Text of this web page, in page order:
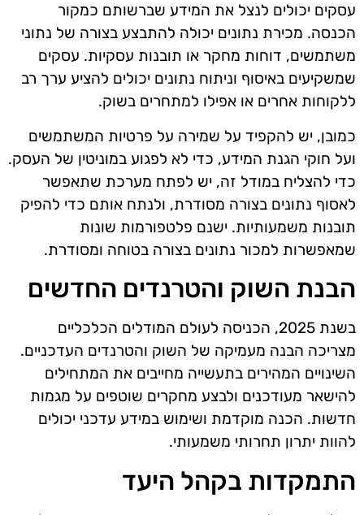
עסקים יכולים לנצל את המידע שברשותם כמקור
הכנסה. מכירת נתונים יכולה להתבצע בצורה של נתוני
משתמשים, דוחות מחקר או תובנות עסקיות. עסקים
שמשקיעים באיסוף וניתוח נתונים יכולים להציע ערך רב
ללקוחות אחרים או אפילו למתחרים בשוק.
כמובן, יש להקפיד על שמירה על פרטיות המשתמשים
ועל חוקי הגנת המידע, כדי לא לפגוע במוניטין של העסק.
כדי להצליח במודל זה, יש לפתח מערכת שתאפשר
לאסוף נתונים בצורה מסודרת, ולנתח אותם כדי להפיק
תובנות משמעותיות. ישנם פלטפורמות שונות
שמאפשרות למכור נתונים בצורה בטוחה ומסודרת.
הבנת השוק והטרנדים החדשים
בשנת 2025, הכניסה לעולם המודלים הכלכליים
מצריכה הבנה מעמיקה של השוק והטרנדים העדכניים.
השינויים המהירים בתעשייה מחייבים את המתחילים
להישאר מעודכנים ולבצע מחקרים שוטפים על מגמות
חדשות. הכנה מוקדמת ושימוש במידע עדכני יכולים
להוות יתרון תחרותי משמעותי.
התמקדות בקהל היעד